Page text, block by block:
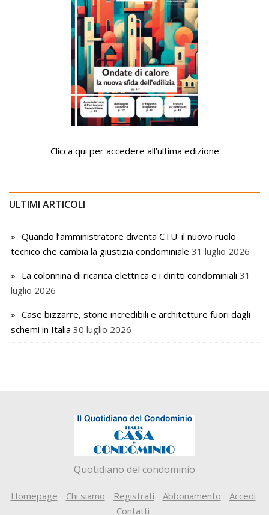
Clicca qui per accedere all’ultima edizione
ULTIMI ARTICOLI
Quando l’amministratore diventa CTU: il nuovo ruolo
tecnico che cambia la giustizia condominiale 31 luglio 2026
La colonnina di ricarica elettrica e i diritti condominiali 31
luglio 2026
Case bizzarre, storie incredibili e architetture fuori dagli
schemi in Italia 30 luglio 2026
Quotidiano del condominio
Homepage Chi siamo Registrati Abbonamento
Accedi
Contatti